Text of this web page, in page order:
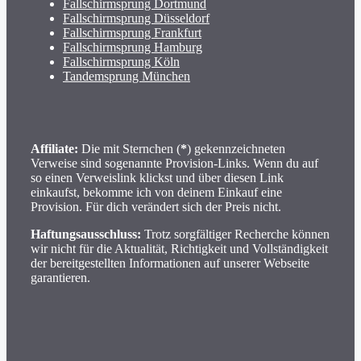
Fallschirmsprung Dortmund
Fallschirmsprung Düsseldorf
Fallschirmsprung Frankfurt
Fallschirmsprung Hamburg
Fallschirmsprung Köln
Tandemsprung München
Affiliate: Die mit Sternchen (*) gekennzeichneten
Verweise sind sogenannte Provision-Links. Wenn du auf
so einen Verweislink klickst und über diesen Link
einkaufst, bekomme ich von deinem Einkauf eine
Provision. Für dich verändert sich der Preis nicht.
Haftungsausschluss: Trotz sorgfältiger Recherche können
wir nicht für die Aktualität, Richtigkeit und Vollständigkeit
der bereitgestellten Informationen auf unserer Webseite
garantieren.